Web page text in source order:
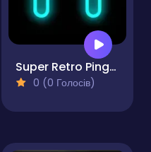
Super Retro Ping-Pong
0 (0 Голосів)